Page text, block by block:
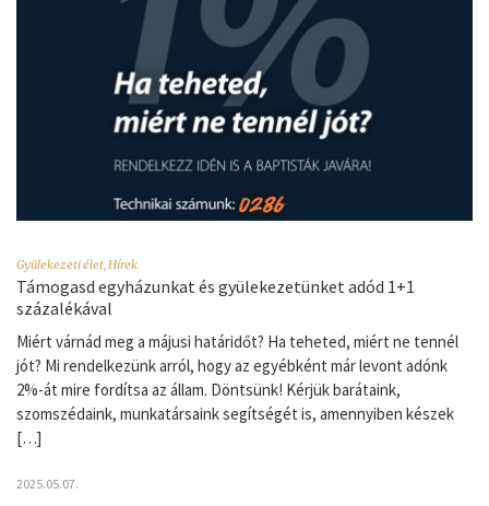
Gyülekezeti élet,Hírek
Támogasd egyházunkat és gyülekezetünket adód 1+1
százalékával
Miért várnád meg a májusi határidőt? Ha teheted, miért ne tennél
jót? Mi rendelkezünk arról, hogy az egyébként már levont adónk
2%-át mire fordítsa az állam. Döntsünk! Kérjük barátaink,
szomszédaink, munkatársaink segítségét is, amennyiben készek
[…]
2025.05.07.